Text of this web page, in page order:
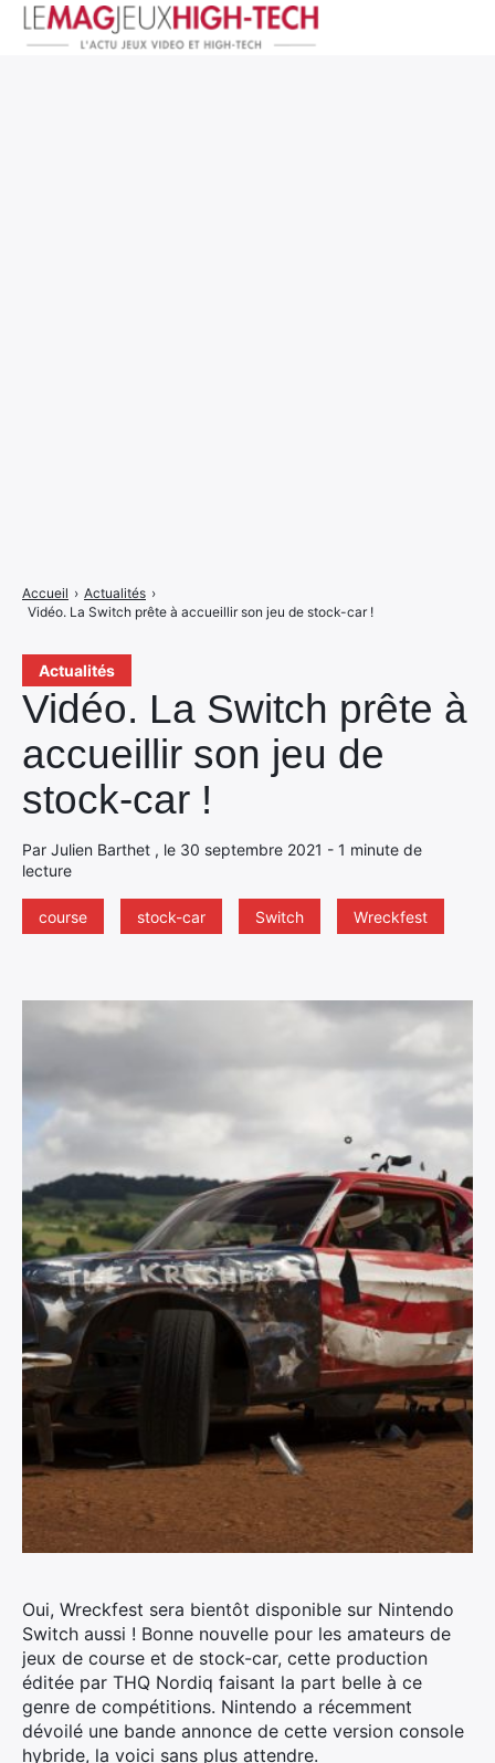
Actualités
Vidéo. La Switch prête à
accueillir son jeu de
stock-car !
Par Julien Barthet , le 30 septembre 2021 - 1 minute de
lecture
course stock-car Switch Wreckfest
Accueil › Actualités ›
Vidéo. La Switch prête à accueillir son jeu de stock-car !
Oui, Wreckfest sera bientôt disponible sur Nintendo
Switch aussi ! Bonne nouvelle pour les amateurs de
jeux de course et de stock-car, cette production
éditée par THQ Nordiq faisant la part belle à ce
genre de compétitions. Nintendo a récemment
dévoilé une bande annonce de cette version console
hybride, la voici sans plus attendre.